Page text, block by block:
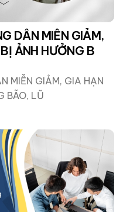
DẪN MIỄN GIẢM,
ẢNH HƯỞNG B
MIỄN GIẢM, GIA HẠN
BÃO, LŨ